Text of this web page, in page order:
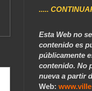
.....
Esta Web no
contenido es
públicamente
contenido. No
nueva a partir
Web: